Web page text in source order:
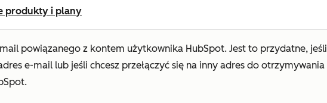
produkty i plany
powiązanego z kontem użytkownika HubSpot. Jest to przydatne, jeśli
e-mail lub jeśli chcesz przełączyć się na inny adres do otrzymywania